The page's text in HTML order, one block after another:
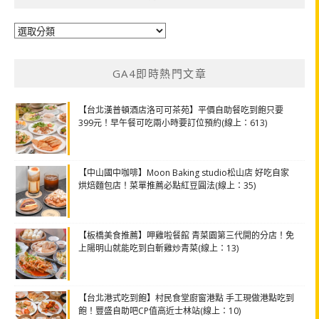
分
GA4即時熱門文章
【台北漢普頓酒店洛可可茶苑】平價自助餐吃到飽只要
399元！早午餐可吃兩小時要訂位預約(線上：613)
【中山國中咖啡】Moon Baking studio松山店 好吃自家
烘焙麵包店！菜單推薦必點紅豆圓法(線上：35)
【板橋美食推薦】呷雞啦餐館 青菜園第三代開的分店！免
上陽明山就能吃到白斬雞炒青菜(線上：13)
【台北港式吃到飽】村民食堂廚窗港點 手工現做港點吃到
飽！豐盛自助吧CP值高近士林站(線上：10)